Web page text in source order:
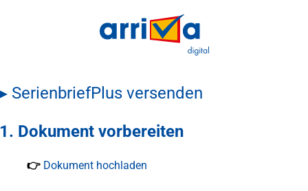
▸ SerienbriefPlus versenden
1. Dokument vorbereiten
👉 Dokument hochladen